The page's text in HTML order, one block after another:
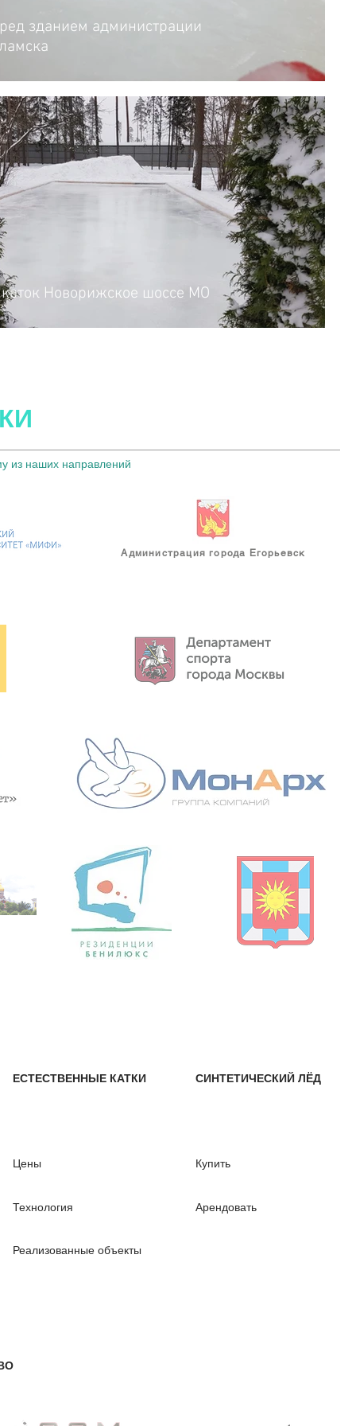
зданием администрации
Новорижское шоссе МО
из наших направлений
Администрация города Егорьевск
ЕСТЕСТВЕННЫЕ КАТКИ СИНТЕТИЧЕСКИЙ ЛЁД
Цены
Технология
Реализованные объекты
Купить
Арендовать